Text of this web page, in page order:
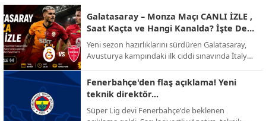
Galatasaray – Monza Maçı CANLI İZLE ,
Saat Kaçta ve Hangi Kanalda? İşte Dev
Randevunun Detayları
Yeni sezon hazırlıklarını sürdüren Galatasaray,
Avusturya kampındaki ilk ciddi sınavında İtalyan
Futbolseverlerin merakla beklediği kritik hazırlık
mücadelesinin yayın kanalı, başlama saati ve
muhtemel kadro detayları netleşti.
Fenerbahçe'den flaş açıklama! Yeni
teknik direktör...
Süper Lig devi Fenerbahçe'de beklenen